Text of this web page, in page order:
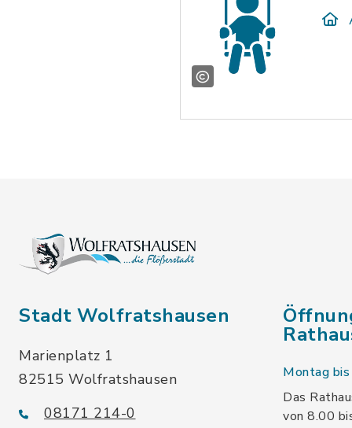
Stadt Wolfratshausen
Marienplatz 1
82515 Wolfratshausen
08171 214-0
Montag
Das
von 8.00